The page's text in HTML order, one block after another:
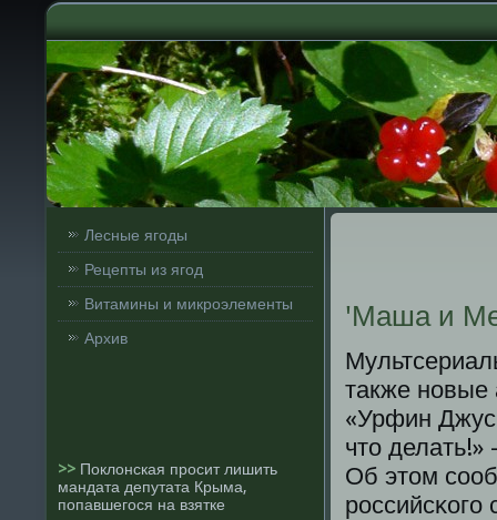
Лесные ягоды
Рецепты из ягод
Витамины и микроэлементы
Архив
>> Поклонская просит лишить
мандата депутата Крыма,
попавшегося на взятке
'Маша и
также
«Урфин Джус
что
Об этом
рοссийсκогο